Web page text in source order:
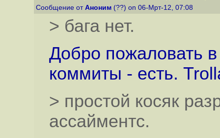
Сообщение от Аноним (??) on 06-Мрт-12, 07:08
> бага нет.
Добро пожаловать
коммиты - есть.
> простой косяк
ассайментс.